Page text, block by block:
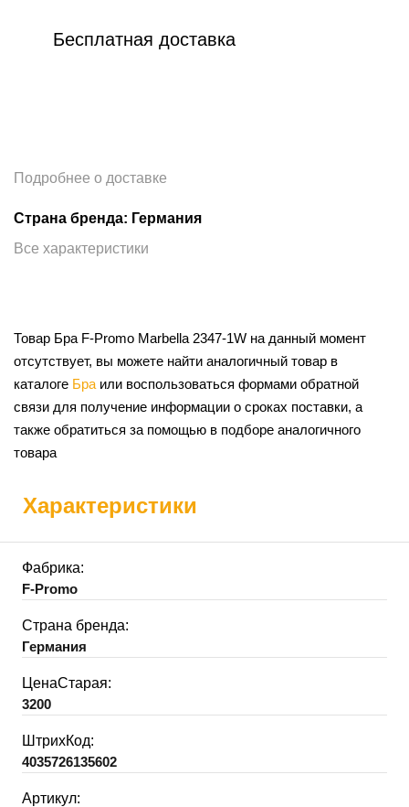
Бесплатная доставка
Подробнее о доставке
Страна бренда: Германия
Все характеристики
Товар Бра F-Promo Marbella 2347-1W на данный момент
отсутствует, вы можете найти аналогичный товар в
каталоге Бра или воспользоваться формами обратной
связи для получение информации о сроках поставки, а
также обратиться за помощью в подборе аналогичного
товара
Характеристики
Фабрика:
F-Promo
Страна бренда:
Германия
ЦенаСтарая:
3200
ШтрихКод:
4035726135602
Артикул: